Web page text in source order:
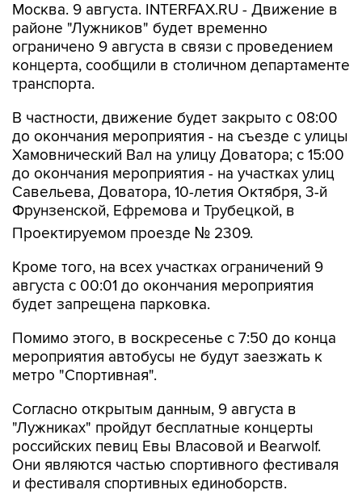
Москва. 9 августа. INTERFAX.RU - Движение в
районе "Лужников" будет временно
ограничено 9 августа в связи с проведением
концерта, сообщили в столичном департаменте
транспорта.
В частности, движение будет закрыто с 08:00
до окончания мероприятия - на съезде с улицы
Хамовнический Вал на улицу Доватора; с 15:00
до окончания мероприятия - на участках улиц
Савельева, Доватора, 10-летия Октября, 3-й
Фрунзенской, Ефремова и Трубецкой, в
Проектируемом проезде № 2309.
Кроме того, на всех участках ограничений 9
августа с 00:01 до окончания мероприятия
будет запрещена парковка.
Помимо этого, в воскресенье с 7:50 до конца
мероприятия автобусы не будут заезжать к
метро "Спортивная".
Согласно открытым данным, 9 августа в
"Лужниках" пройдут бесплатные концерты
российских певиц Евы Власовой и Bearwolf.
Они являются частью спортивного фестиваля
и фестиваля спортивных единоборств.